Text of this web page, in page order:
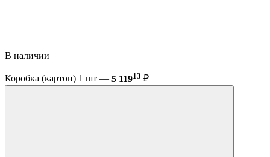
В наличии
Коробка (картон) 1 шт — 5 11913 ₽